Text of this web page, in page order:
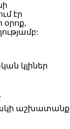
էր
օրոք,
կլիներ
աշխատանք